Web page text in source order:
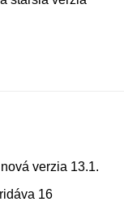
verzia 13.1.
16